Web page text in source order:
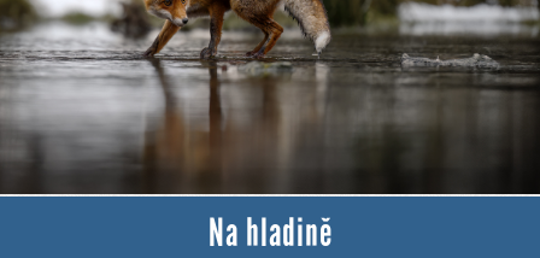
Zapomněli jste heslo?
Měli jste účet na starém webu?
Na hladině